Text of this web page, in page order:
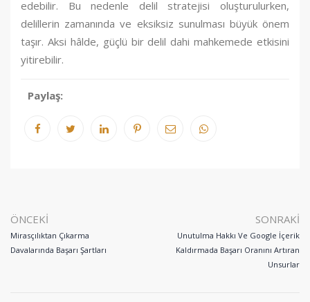
edebilir. Bu nedenle delil stratejisi oluşturulurken,
delillerin zamanında ve eksiksiz sunulması büyük önem
taşır. Aksi hâlde, güçlü bir delil dahi mahkemede etkisini
yitirebilir.
Paylaş:
ÖNCEKI
Mirasçılıktan Çıkarma
Davalarında Başarı Şartları
SONRAKI
Unutulma Hakkı Ve Google İçerik
Kaldırmada Başarı Oranını Artıran
Unsurlar